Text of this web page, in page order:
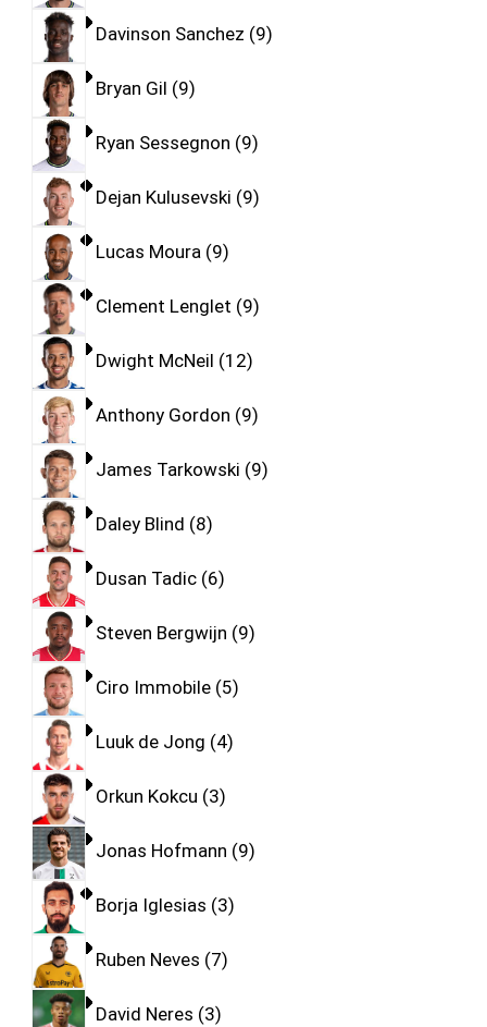
Davinson Sanchez 9
Bryan Gil 9
Ryan Sessegnon 9
Dejan Kulusevski 9
Lucas Moura 9
Clement Lenglet 9
Dwight McNeil 12
Anthony Gordon 9
James Tarkowski 9
Daley Blind 8
Dusan Tadic 6
Steven Bergwijn 9
Ciro Immobile 5
Luuk de Jong 4
Orkun Kokcu 3
Jonas Hofmann 9
Borja Iglesias 3
Ruben Neves 7
David Neres 3